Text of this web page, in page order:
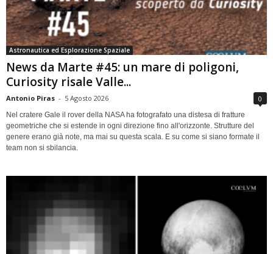
Astronautica ed Esplorazione Spaziale
News da Marte #45: un mare di poligoni,
Curiosity risale Valle...
Antonio Piras - 5 Agosto 2026 0
Nel cratere Gale il rover della NASA ha fotografato una distesa di fratture
geometriche che si estende in ogni direzione fino all'orizzonte. Strutture del
genere erano già note, ma mai su questa scala. E su come si siano formate il
team non si sbilancia.